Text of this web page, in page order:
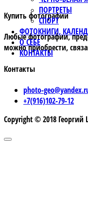
ПОРТРЕТЫ
СПОРТ
ФОТОКНИГИ,
О СЕБЕ
КОНТАКТЫ
Купить фотографии
Любые фотографии,
можно приобрести,
Контакты
photo-
+7(916)102-79-12
Copyright © 2018